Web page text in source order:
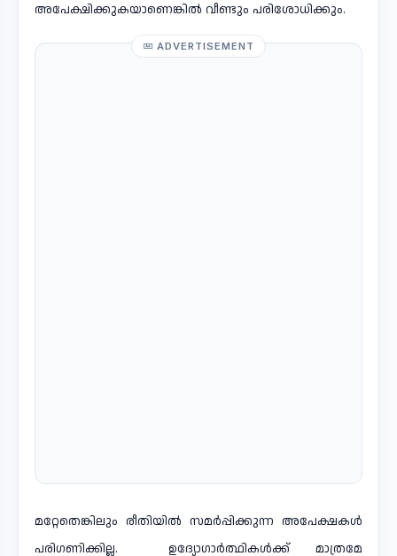
അപേക്ഷിക്കുകയാണെങ്കിൽ വീണ്ടും പരിശോധിക്കും.
ADVERTISEMENT
മറ്റേതെങ്കിലും രീതിയിൽ സമർപ്പിക്കുന്ന അപേക്ഷകൾ
പരിഗണിക്കില്ല. ഉദ്യോഗാർത്ഥികൾക്ക് മാത്രമേ